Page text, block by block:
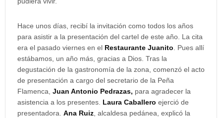
Hace unos días, recibí la invitación como todos los años
para asistir a la presentación del cartel de este año. La cita
era el pasado viernes en el Restaurante Juanito . Pues allí
estábamos, un año más, gracias a Dios. Tras la
degustación de la gastronomía de la zona, comenzó el acto
de presentación a cargo del secretario de la Peña
Flamenca, Juan Antonio Pedrazas, para agradecer la
asistencia a los presentes. Laura Caballero ejerció de
presentadora. Ana Ruiz , alcaldesa pedánea, explicó la